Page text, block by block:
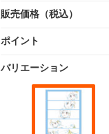
販売価格（税込）
ポイント
バリエーション